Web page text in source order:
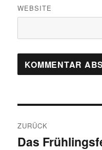
WEBSITE
ZURÜCK
Vorheriger
Das